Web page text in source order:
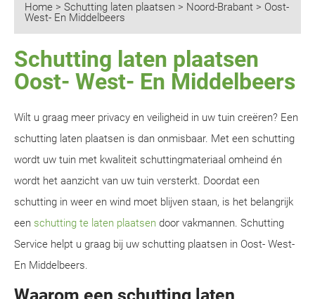
Home > Schutting laten plaatsen > Noord-Brabant > Oost-
West- En Middelbeers
Schutting laten plaatsen
Oost- West- En Middelbeers
Wilt u graag meer privacy en veiligheid in uw tuin creëren? Een
schutting laten plaatsen is dan onmisbaar. Met een schutting
wordt uw tuin met kwaliteit schuttingmateriaal omheind én
wordt het aanzicht van uw tuin versterkt. Doordat een
schutting in weer en wind moet blijven staan, is het belangrijk
een schutting te laten plaatsen door vakmannen. Schutting
Service helpt u graag bij uw schutting plaatsen in Oost- West-
En Middelbeers.